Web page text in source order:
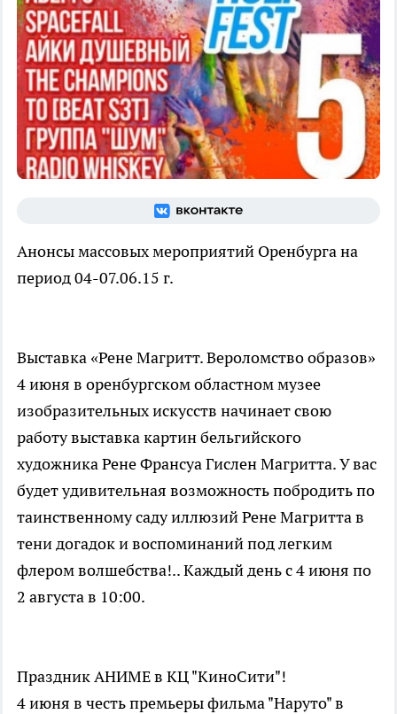
Анонсы массовых мероприятий Оренбурга на
период 04-07.06.15 г.
Выставка «Рене Магритт. Вероломство образов»
4 июня в оренбургском областном музее
изобразительных искусств начинает свою
работу выставка картин бельгийского
художника Рене Франсуа Гислен Магритта. У вас
будет удивительная возможность побродить по
таинственному саду иллюзий Рене Магритта в
тени догадок и воспоминаний под легким
флером волшебства!.. Каждый день с 4 июня по
2 августа в 10:00.
Праздник АНИМЕ в КЦ "КиноСити"!
4 июня в честь премьеры фильма "Наруто" в